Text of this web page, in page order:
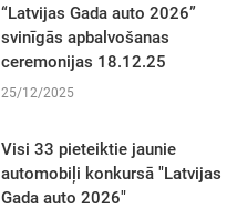
“Latvijas Gada auto 2026”
svinīgās apbalvošanas
ceremonijas 18.12.25
25/12/2025
Visi 33 pieteiktie jaunie
automobiļi konkursā "Latvijas
Gada auto 2026"